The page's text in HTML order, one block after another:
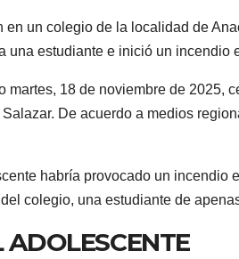
en un colegio de la localidad de
una estudiante e inició un incendio
martes, 18 de noviembre de 2025,
De acuerdo a medios
habría provocado un incendio
colegio, una estudiante de